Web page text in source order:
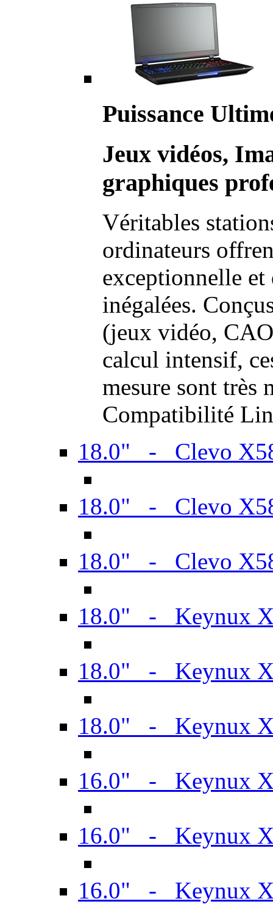
Puissance
Jeux vidéos,
graphiques
Véritables
ordinateurs
exceptionnelle et
inégalées.
(jeux vidéo,
calcul intensif,
mesure sont très
Compatibilité
18.0" - Clevo
18.0" - Clevo
18.0" - Clevo
18.0" - Keynux
18.0" - Keynux
18.0" - Keynux
16.0" - Keynux
16.0" - Keynux
16.0" - Keynux